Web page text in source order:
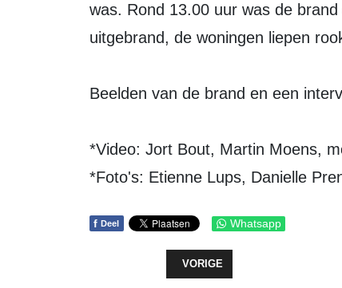
was. Rond 13.00 uur was de
uitgebrand, de woningen liepen
Beelden van de brand en een
*Video: Jort Bout, Martin Moens,
*Foto's: Etienne Lups, Danielle
f Deel Whatsapp
VORIG ARTIKEL: ERVAAR HET
VORIGE